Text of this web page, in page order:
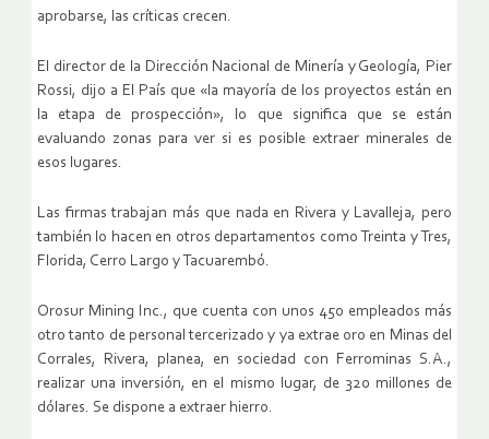
aprobarse, las críticas crecen.
El director de la Dirección Nacional de Minería y Geología, Pier
Rossi, dijo a El País que «la mayoría de los proyectos están en
la etapa de prospección», lo que significa que se están
evaluando zonas para ver si es posible extraer minerales de
esos lugares.
Las firmas trabajan más que nada en Rivera y Lavalleja, pero
también lo hacen en otros departamentos como Treinta y Tres,
Florida, Cerro Largo y Tacuarembó.
Orosur Mining Inc., que cuenta con unos 450 empleados más
otro tanto de personal tercerizado y ya extrae oro en Minas del
Corrales, Rivera, planea, en sociedad con Ferrominas S.A.,
realizar una inversión, en el mismo lugar, de 320 millones de
dólares. Se dispone a extraer hierro.